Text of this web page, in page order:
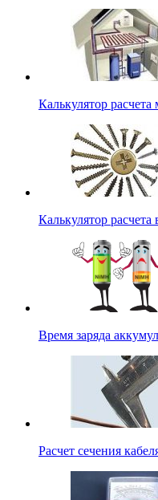
Калькулятор
Калькулятор расчета
Время заряда
Расчет сечения